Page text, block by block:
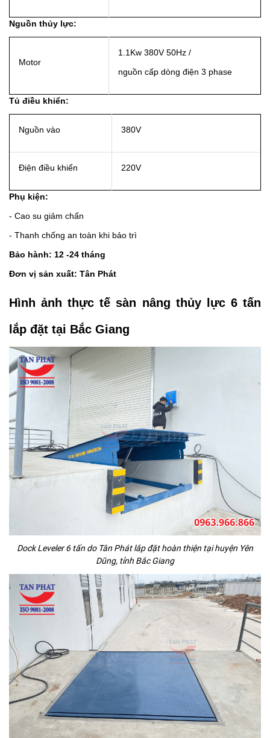
Nguồn thủy lực:
Motor
1.1Kw 380V 50Hz /
nguồn cấp dòng điện 3 phase
Tủ điều khiển:
Nguồn vào 380V
Điện điều khiển 220V
Phụ kiện:
- Cao su giảm chấn
- Thanh chống an toàn khi bảo trì
Bảo hành: 12 -24 tháng
Đơn vị sản xuất: Tân Phát
Hình ảnh thực tế sàn nâng thủy lực 6 tấn
lắp đặt tại Bắc Giang
Dock Leveler 6 tấn do Tân Phát lắp đặt hoàn thiện tại huyện Yên
Dũng, tỉnh Bắc Giang